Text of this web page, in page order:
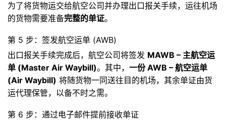
为了将货物运交给航空公司并办理出口报关手续，运往机场
的货物需要准备完整的单证。
第 5 步：签发航空运单 (AWB)
出口报关手续完成后，航空公司将签发 MAWB – 主航空运
单 (Master Air Waybill)。其中， 一份 AWB – 航空运单
(Air Waybill) 将随货物一同送往目的机场，其余单证由货
运代理保管，以备不时之需。
第 6 步：通过电子邮件提前接收单证